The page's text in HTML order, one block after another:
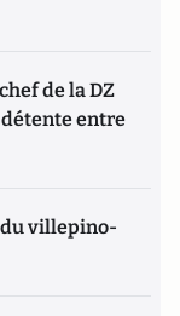
de la DZ
détente entre
du villepino-